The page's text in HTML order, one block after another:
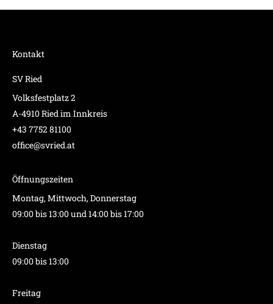
Kontakt
SV Ried
Volksfestplatz 2
A-4910 Ried im Innkreis
+43 7752 81100
office@svried.at
Öffnungszeiten
Montag, Mittwoch, Donnerstag
09:00 bis 13:00 und 14:00 bis 17:00
Dienstag
09:00 bis 13:00
Freitag